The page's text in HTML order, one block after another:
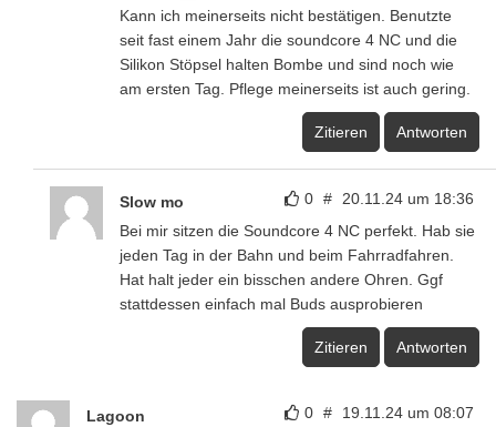
Kann ich meinerseits nicht bestätigen. Benutzte
seit fast einem Jahr die soundcore 4 NC und die
Silikon Stöpsel halten Bombe und sind noch wie
am ersten Tag. Pflege meinerseits ist auch gering.
Zitieren Antworten
0 # 20.11.24 um 18:36
Slow mo
Bei mir sitzen die Soundcore 4 NC perfekt. Hab sie
jeden Tag in der Bahn und beim Fahrradfahren.
Hat halt jeder ein bisschen andere Ohren. Ggf
stattdessen einfach mal Buds ausprobieren
Zitieren Antworten
0 # 19.11.24 um 08:07
Lagoon